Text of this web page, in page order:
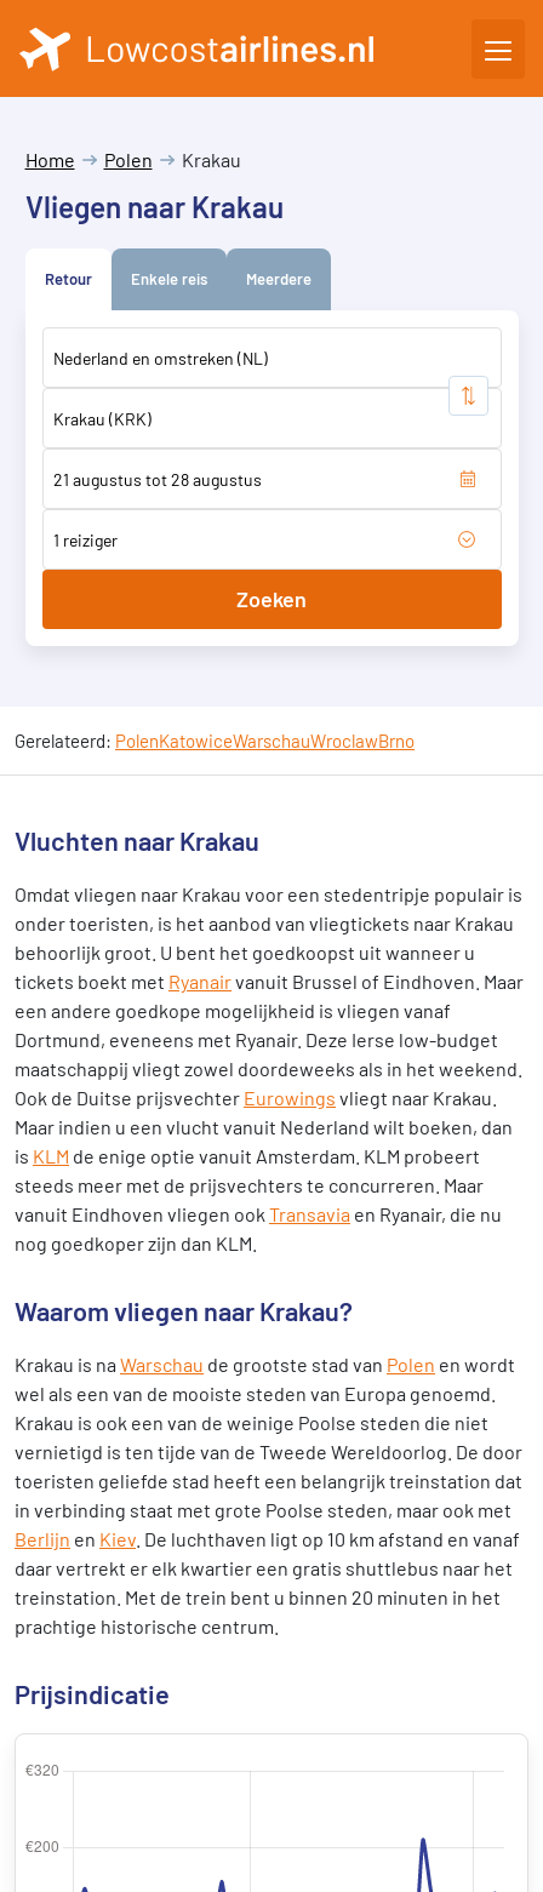
Home Polen Krakau
Vliegen naar Krakau
Retour Enkele reis Meerdere
1 reiziger
Zoeken
Gerelateerd: PolenKatowiceWarschauWroclawBrno
Vluchten naar Krakau
Omdat vliegen naar Krakau voor een stedentripje populair is
onder toeristen, is het aanbod van vliegtickets naar Krakau
behoorlijk groot. U bent het goedkoopst uit wanneer u
tickets boekt met Ryanairvanuit Brussel of Eindhoven. Maar
een andere goedkope mogelijkheid is vliegen vanaf
Dortmund, eveneens met Ryanair. Deze Ierse low-budget
maatschappij vliegt zowel doordeweeks als in het weekend.
Ook de Duitse prijsvechter Eurowings vliegt naar Krakau.
Maar indien u een vlucht vanuit Nederland wilt boeken, dan
is KLM de enige optie vanuit Amsterdam. KLM probeert
steeds meer met de prijsvechters te concurreren. Maar
vanuit Eindhoven vliegen ook Transavia en Ryanair, die nu
nog goedkoper zijn dan KLM.
Waarom vliegen naar Krakau?
Krakau is na Warschau de grootste stad van Polen en wordt
wel als een van de mooiste steden van Europa genoemd.
Krakau is ook een van de weinige Poolse steden die niet
vernietigd is ten tijde van de Tweede Wereldoorlog. De door
toeristen geliefde stad heeft een belangrijk treinstation dat
in verbinding staat met grote Poolse steden, maar ook met
Berlijn en Kiev . De luchthaven ligt op 10 km afstand en vanaf
daar vertrekt er elk kwartier een gratis shuttlebus naar het
treinstation. Met de trein bent u binnen 20 minuten in het
prachtige historische centrum.
Prijsindicatie